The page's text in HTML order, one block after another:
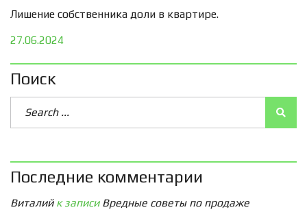
Лишение собственника доли в квартире.
27.06.2024
Поиск
Последние комментарии
Виталийк записи Вредные советы по продаже